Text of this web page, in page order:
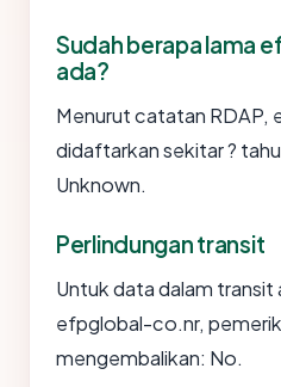
Sudah berapa lama
ada?
Menurut catatan
didaftarkan sekitar ?
Unknown.
Perlindungan transit
Untuk data dalam transit
efpglobal-co.nr,
mengembalikan: No.